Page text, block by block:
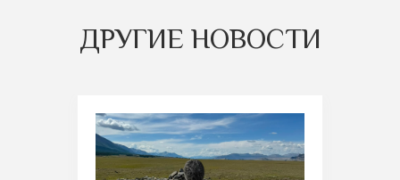
ДРУГИЕ НОВОСТИ